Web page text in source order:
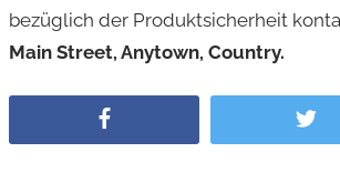
bezüglich der Produktsicherheit
Main Street, Anytown, Country.